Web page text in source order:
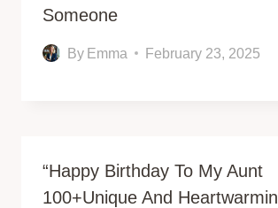
Someone
By Emma February 23, 2025
“Happy Birthday To My Aunt
100+Unique And